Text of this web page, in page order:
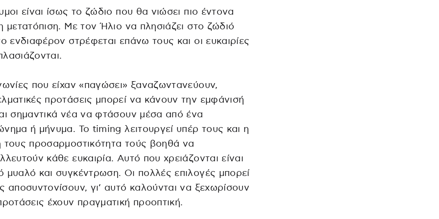
είναι ίσως το ζώδιο που θα νιώσει πιο έντονα
μετατόπιση. Με τον Ήλιο να πλησιάζει στο ζώδιό
ενδιαφέρον στρέφεται επάνω τους και οι ευκαιρίες
που είχαν «παγώσει» ξαναζωντανεύουν,
προτάσεις μπορεί να κάνουν την εμφάνισή
σημαντικά νέα να φτάσουν μέσα από ένα
ή μήνυμα. Το timing λειτουργεί υπέρ τους και η
τους προσαρμοστικότητα τούς βοηθά να
κάθε ευκαιρία. Αυτό που χρειάζονται είναι
μυαλό και συγκέντρωση. Οι πολλές επιλογές μπορεί
αποσυντονίσουν, γι’ αυτό καλούνται να ξεχωρίσουν
έχουν πραγματική προοπτική.